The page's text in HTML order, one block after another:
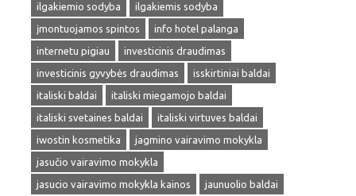
ilgakiemio sodyba
ilgakiemis sodyba
įmontuojamos spintos
info hotel palanga
internetu pigiau
investicinis draudimas
investicinis gyvybės draudimas
isskirtiniai baldai
italiski baldai
italiski miegamojo baldai
italiski svetaines baldai
italiski virtuves baldai
iwostin kosmetika
jagmino vairavimo mokykla
jasučio vairavimo mokykla
jasucio vairavimo mokykla kainos
jaunuolio baldai